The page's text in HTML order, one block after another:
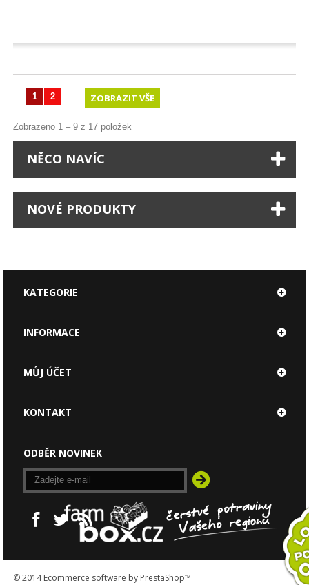
ZOBRAZIT VŠE
1 2
Zobrazeno 1 – 9 z 17 položek
NĚCO NAVÍC
NOVÉ PRODUKTY
KATEGORIE
INFORMACE
© 2014Ecommerce software by PrestaShop™
MŮJ ÚČET
KONTAKT
ODBĚR NOVINEK